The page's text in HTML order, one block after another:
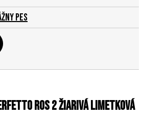
pes
RoS 2 žiarivá limetková